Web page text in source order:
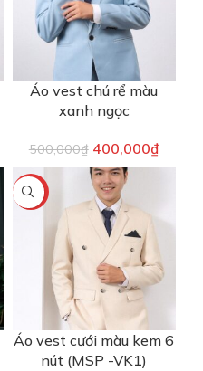
Áo vest chú rể màu
xanh ngọc
500,000₫ 400,000₫
-20%
Áo vest cưới màu kem 6
nút (MSP -VK1)